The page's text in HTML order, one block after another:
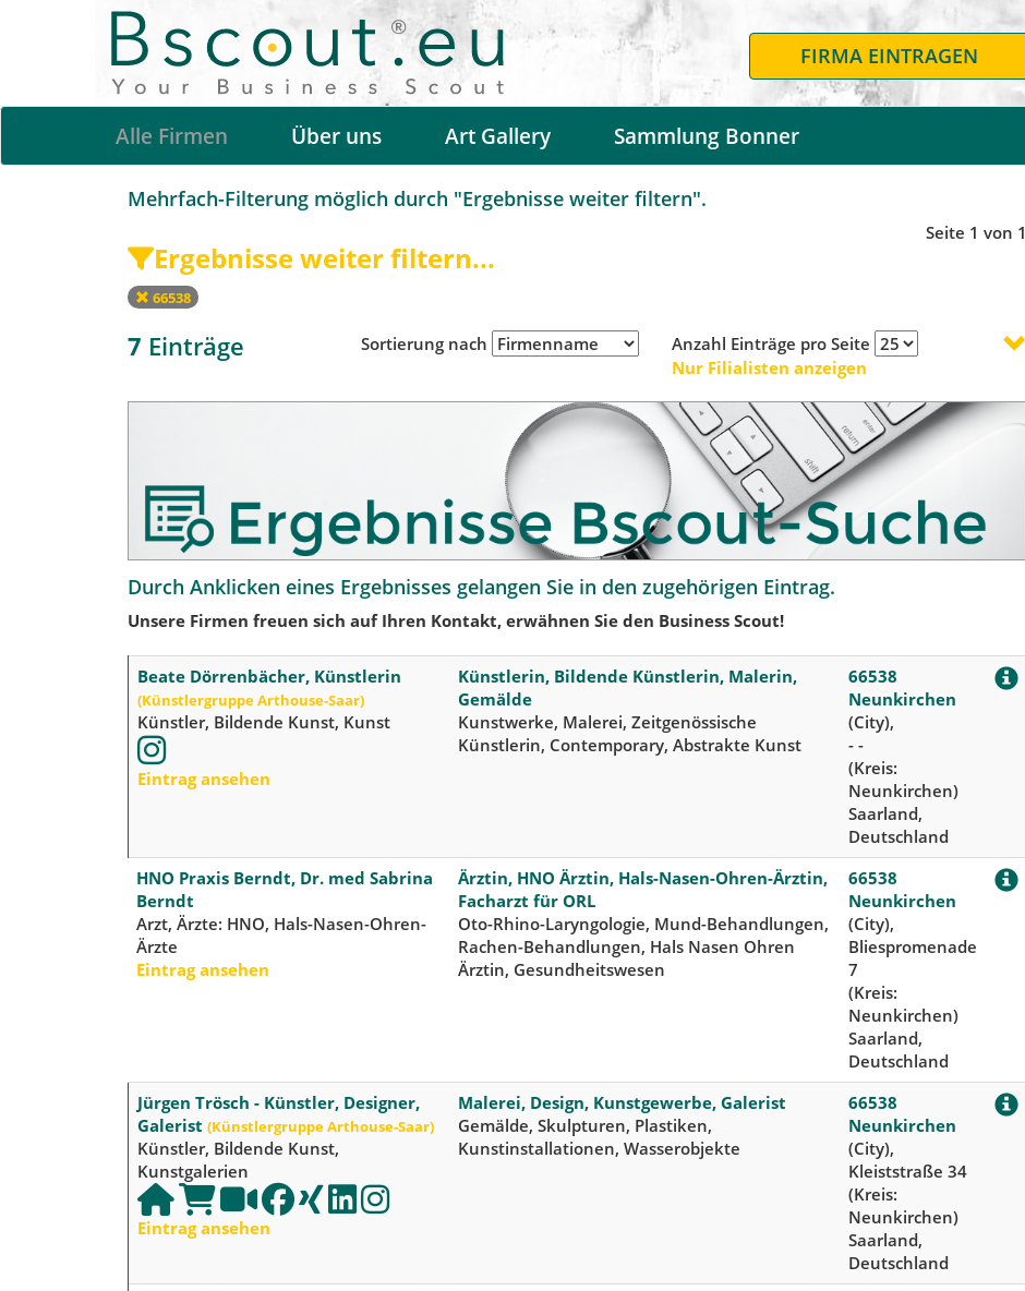
FIRMA EINTRAGEN
Alle Firmen Über uns Art Gallery Sammlung Bonner
Mehrfach-Filterung möglich durch "Ergebnisse weiter filtern".
Ergebnisse weiter filtern...
Seite 1 von 1
66538
7 Einträge Sortierung nach
Anzahl Einträge pro Seite
Nur Filialisten anzeigen
Durch Anklicken eines Ergebnisses gelangen Sie in den zugehörigen Eintrag.
Unsere Firmen freuen sich auf Ihren Kontakt, erwähnen Sie den Business Scout!
Beate Dörrenbächer, Künstlerin
(Künstlergruppe Arthouse-Saar)
Künstler, Bildende Kunst, Kunst
Eintrag ansehen
Künstlerin, Bildende Künstlerin, Malerin,
Gemälde
Kunstwerke, Malerei, Zeitgenössische
Künstlerin, Contemporary, Abstrakte Kunst
66538
Neunkirchen
(City),
- -
(Kreis:
Neunkirchen)
Saarland,
Deutschland
HNO Praxis Berndt, Dr. med Sabrina
Berndt
Arzt, Ärzte: HNO, Hals-Nasen-Ohren-
Ärzte
Eintrag ansehen
Ärztin, HNO Ärztin, Hals-Nasen-Ohren-Ärztin,
Facharzt für ORL
Oto-Rhino-Laryngologie, Mund-Behandlungen,
Rachen-Behandlungen, Hals Nasen Ohren
Ärztin, Gesundheitswesen
66538
Neunkirchen
(City),
Bliespromenade
7
(Kreis:
Neunkirchen)
Saarland,
Deutschland
Jürgen Trösch - Künstler, Designer,
Galerist (Künstlergruppe Arthouse-Saar)
Künstler, Bildende Kunst,
Kunstgalerien
Eintrag ansehen
Malerei, Design, Kunstgewerbe, Galerist
Gemälde, Skulpturen, Plastiken,
Kunstinstallationen, Wasserobjekte
66538
Neunkirchen
(City),
Kleiststraße 34
(Kreis:
Neunkirchen)
Saarland,
Deutschland